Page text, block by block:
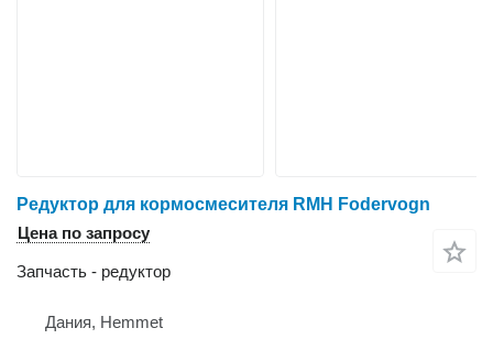
Редуктор для кормосмесителя RMH Fodervogn
Цена по запросу
Запчасть - редуктор
Дания, Hemmet